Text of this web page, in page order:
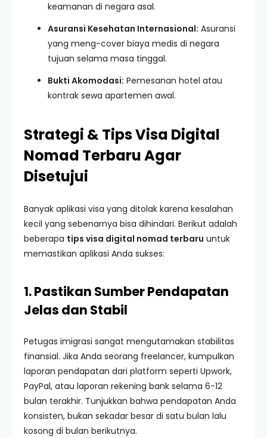
keamanan di negara asal.
Asuransi Kesehatan Internasional: Asuransi
yang meng-cover biaya medis di negara
tujuan selama masa tinggal.
Bukti Akomodasi: Pemesanan hotel atau
kontrak sewa apartemen awal.
Strategi & Tips Visa Digital
Nomad Terbaru Agar
Disetujui
Banyak aplikasi visa yang ditolak karena kesalahan
kecil yang sebenarnya bisa dihindari. Berikut adalah
beberapa tips visa digital nomad terbaru untuk
memastikan aplikasi Anda sukses:
1. Pastikan Sumber Pendapatan
Jelas dan Stabil
Petugas imigrasi sangat mengutamakan stabilitas
finansial. Jika Anda seorang freelancer, kumpulkan
laporan pendapatan dari platform seperti Upwork,
PayPal, atau laporan rekening bank selama 6-12
bulan terakhir. Tunjukkan bahwa pendapatan Anda
konsisten, bukan sekadar besar di satu bulan lalu
kosong di bulan berikutnya.